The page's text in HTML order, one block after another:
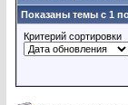
Показаны темы с 1
Критерий сортировки